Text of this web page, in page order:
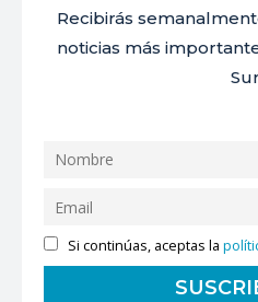
Recibirás
noticias más
Sur
Si continúas, aceptas la